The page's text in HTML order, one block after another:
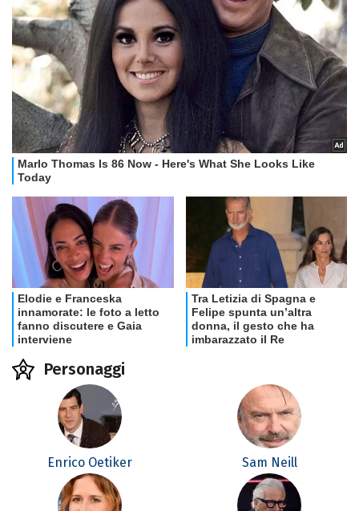
Personaggi
Enrico Oetiker Sam Neill